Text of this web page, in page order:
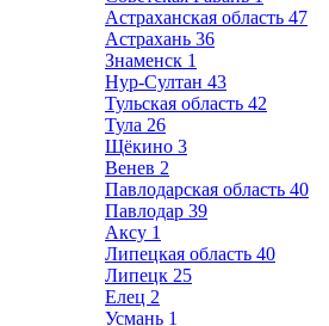
Астраханская область 47
Астрахань 36
Знаменск 1
Нур-Султан 43
Тульская область 42
Тула 26
Щёкино 3
Венев 2
Павлодарская область 40
Павлодар 39
Аксу 1
Липецкая область 40
Липецк 25
Елец 2
Усмань 1